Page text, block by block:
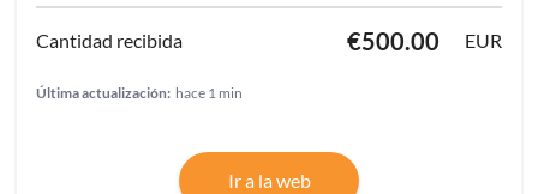
€500.00 EUR
Última actualización: hace 1 min
Ir a la web